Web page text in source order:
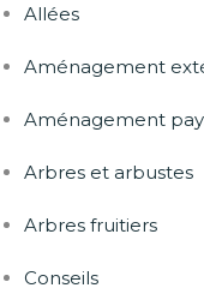
Allées
Aménagement
Aménagement
Arbres et arbustes
Arbres fruitiers
Conseils